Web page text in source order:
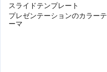
スライドテンプレート
プレゼンテーションのカラーテ
ーマ